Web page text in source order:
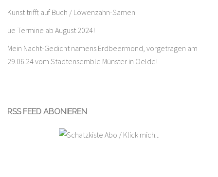
Kunst trifft auf Buch / Löwenzahn-Samen
ue Termine ab August 2024!
Mein Nacht-Gedicht namens Erdbeermond, vorgetragen am
29.06.24 vom Stadtensemble Münster in Oelde!
RSS FEED ABONIEREN